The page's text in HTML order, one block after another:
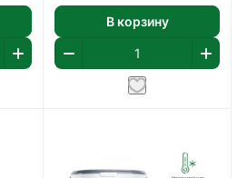
В корзину